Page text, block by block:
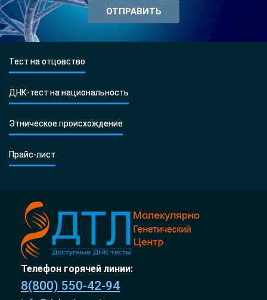
Тест на отцовство
ДНК-тест на национальность
Этническое происхождение
Прайс-лист
Телефон горячей линии:
8(800) 550-42-94